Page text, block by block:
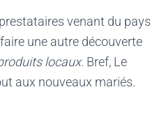
venant du pays
une autre découverte
locaux. Bref, Le
aux nouveaux mariés.